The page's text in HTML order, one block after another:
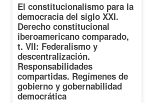
El constitucionalismo para la
democracia del siglo XXI.
Derecho constitucional
iberoamericano comparado,
t. VII: Federalismo y
descentralización.
Responsabilidades
compartidas. Regímenes de
gobierno y gobernabilidad
democrática